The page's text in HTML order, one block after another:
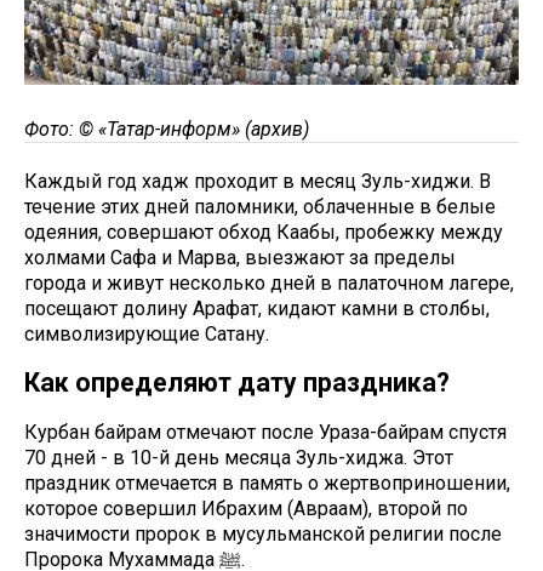
Фото: © «Татар-информ» (архив)
Каждый год хадж проходит в месяц Зуль-хиджи. В
течение этих дней паломники, облаченные в белые
одеяния, совершают обход Каабы, пробежку между
холмами Сафа и Марва, выезжают за пределы
города и живут несколько дней в палаточном лагере,
посещают долину Арафат, кидают камни в столбы,
символизирующие Сатану.
Как определяют дату праздника?
Курбан байрам отмечают после Ураза-байрам спустя
70 дней - в 10-й день месяца Зуль-хиджа. Этот
праздник отмечается в память о жертвоприношении,
которое совершил Ибрахим (Авраам), второй по
значимости пророк в мусульманской религии после
Пророка Мухаммада ﷺ.